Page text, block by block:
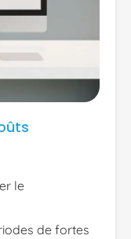
le
de fortes